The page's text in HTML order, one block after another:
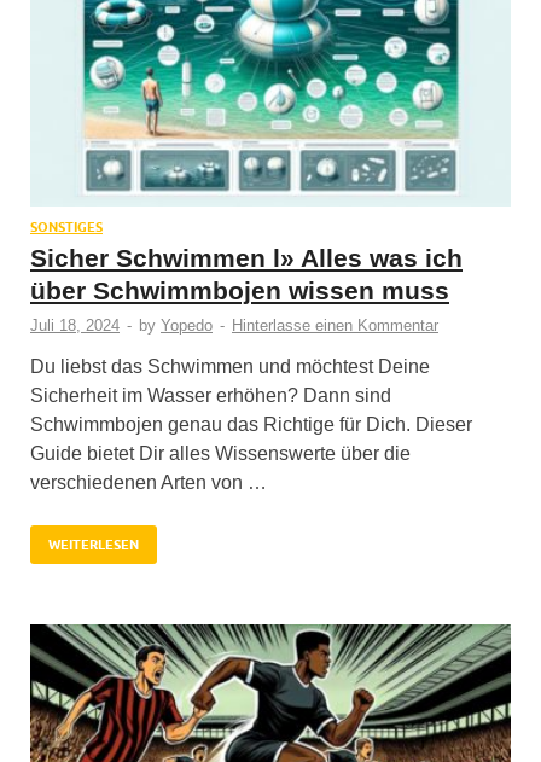
SONSTIGES
Sicher Schwimmen l» Alles was ich
über Schwimmbojen wissen muss
Juli 18, 2024 - by Yopedo - Hinterlasse einen Kommentar
Du liebst das Schwimmen und möchtest Deine
Sicherheit im Wasser erhöhen? Dann sind
Schwimmbojen genau das Richtige für Dich. Dieser
Guide bietet Dir alles Wissenswerte über die
verschiedenen Arten von …
WEITERLESEN